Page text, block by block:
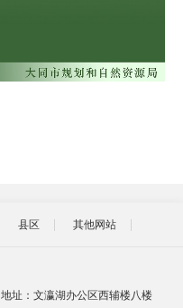
县区 其他网站
地址：文瀛湖办公区西辅楼八楼